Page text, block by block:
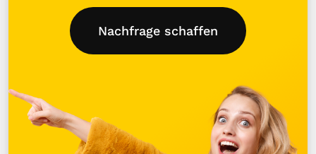
Nachfrage schaffen